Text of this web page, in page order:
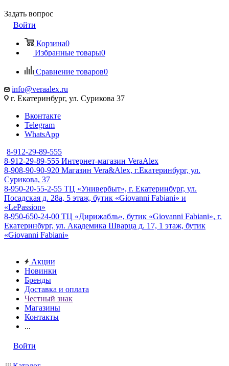
Задать вопрос
Войти
Корзина0
Избранные товары0
Сравнение товаров0
info@veraalex.ru
г. Екатеринбург, ул. Сурикова 37
Вконтакте
Telegram
WhatsApp
8-912-29-89-555
8-912-29-89-555 Интернет-магазин VeraAlex
8-908-90-90-920 Магазин Vera&Alex, г.Екатеринбург, ул.
Сурикова, 37
8-950-20-55-2-55 ТЦ «Универбыт», г. Екатеринбург, ул.
Посадская д. 28а, 5 этаж, бутик «Giovanni Fabiani» и
«LePassion»
8-950-650-24-00 ТЦ «Дирижабль», бутик «Giovanni Fabiani», г.
Екатеринбург, ул. Академика Шварца д. 17, 1 этаж, бутик
«Giovanni Fabiani»
Акции
Новинки
Бренды
Доставка и оплата
Честный знак
Магазины
Контакты
...
Войти